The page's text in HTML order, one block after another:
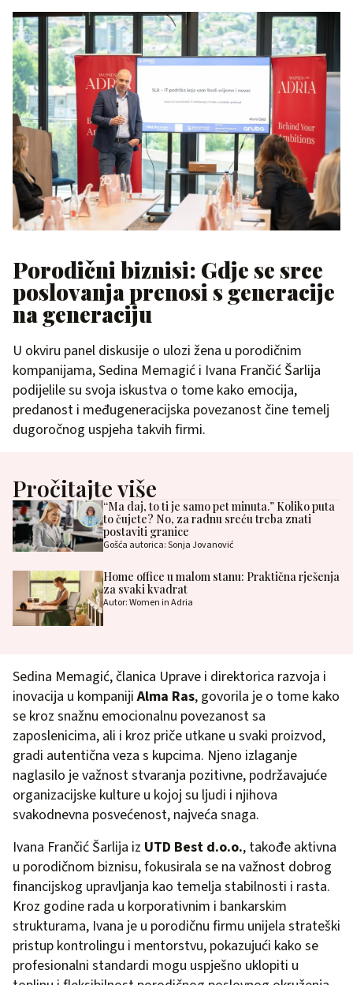
Porodični biznisi: Gdje se srce
poslovanja prenosi s generacije
na generaciju
U okviru panel diskusije o ulozi žena u porodičnim
kompanijama, Sedina Memagić i Ivana Frančić Šarlija
podijelile su svoja iskustva o tome kako emocija,
predanost i međugeneracijska povezanost čine temelj
dugoročnog uspjeha takvih firmi.
Pročitajte više
“Ma daj, to ti je samo pet minuta.” Koliko puta
to čujete? No, za radnu sreću treba znati
postaviti granice
Gošća autorica: Sonja Jovanović
Home office u malom stanu: Praktična rješenja
za svaki kvadrat
Autor: Women in Adria
Sedina Memagić, članica Uprave i direktorica razvoja i
inovacija u kompanijiAlma Ras, govorila je o tome kako
se kroz snažnu emocionalnu povezanost sa
zaposlenicima, ali i kroz priče utkane u svaki proizvod,
gradi autentična veza s kupcima. Njeno izlaganje
naglasilo je važnost stvaranja pozitivne, podržavajuće
organizacijske kulture u kojoj su ljudi i njihova
svakodnevna posvećenost, najveća snaga.
Ivana Frančić Šarlija iz UTD Best d.o.o., takođe aktivna
u porodičnom biznisu, fokusirala se na važnost dobrog
financijskog upravljanja kao temelja stabilnosti i rasta.
Kroz godine rada u korporativnim i bankarskim
strukturama, Ivana je u porodičnu firmu unijela strateški
pristup kontrolingu i mentorstvu, pokazujući kako se
profesionalni standardi mogu uspješno uklopiti u